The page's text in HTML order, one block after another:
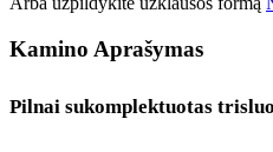
Kamino Aprašymas
Pilnai sukomplektuotas